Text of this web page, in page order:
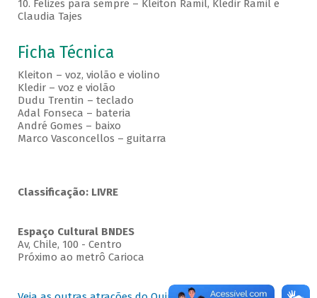
10. Felizes para sempre – Kleiton Ramil, Kledir Ramil e
Claudia Tajes
Ficha Técnica
Kleiton – voz, violão e violino
Kledir – voz e violão
Dudu Trentin – teclado
Adal Fonseca – bateria
André Gomes – baixo
Marco Vasconcellos – guitarra
Classificação: LIVRE
Espaço Cultural BNDES
Av, Chile, 100 - Centro
Próximo ao metrô Carioca